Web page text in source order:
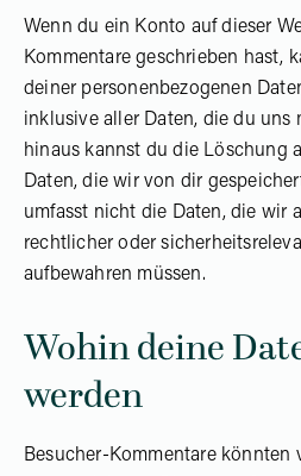
Wenn du ein Konto auf dieser
Kommentare geschrieben hast,
deiner personenbezogenen
inklusive aller Daten, die du uns
hinaus kannst du die Löschung
Daten, die wir von dir
umfasst nicht die Daten, die wir
rechtlicher oder
aufbewahren müssen.
Wohin deine
werden
Besucher-Kommentare könnten